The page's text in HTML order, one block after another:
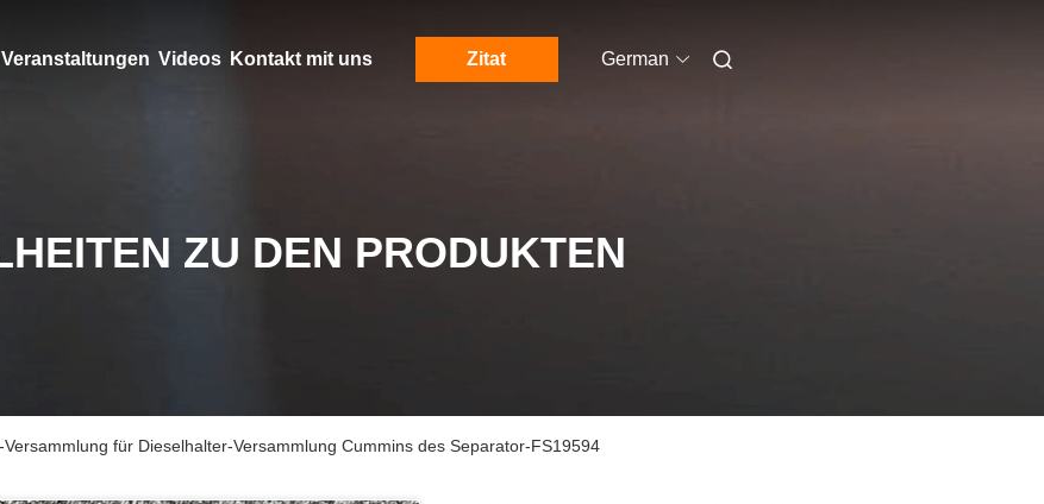
Veranstaltungen Videos Kontakt mit uns Zitat German
ZU DEN PRODUKTEN
für Dieselhalter-Versammlung Cummins des Separator-FS19594